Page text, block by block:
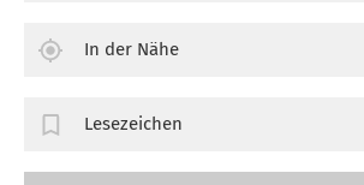
In der Nähe
Lesezeichen